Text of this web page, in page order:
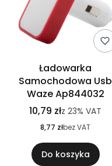
Ładowarka
Samochodowa Usb
Waze Ap844032
10,79 złz 23% VAT
8,77 złbez VAT
Do koszyka